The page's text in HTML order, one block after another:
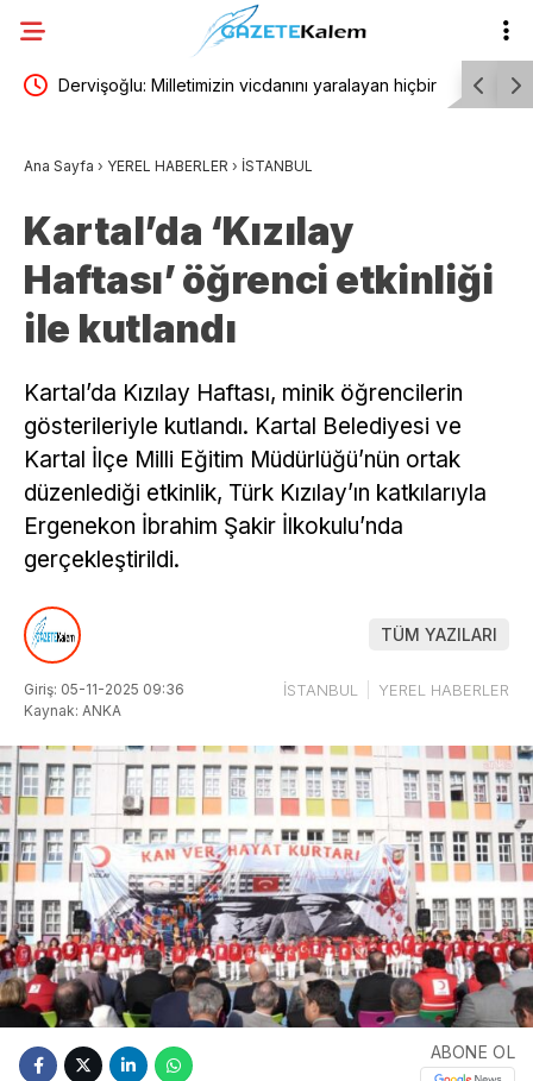
AK Dervişoğlu: Milletimizin vicdanını yaralayan hiçbir TBMM
Ana Sayfa › YEREL HABERLER › İSTANBUL
Kartal’da ‘Kızılay
Haftası’ öğrenci etkinliği
ile kutlandı
Kartal’da Kızılay Haftası, minik öğrencilerin
gösterileriyle kutlandı. Kartal Belediyesi ve
Kartal İlçe Milli Eğitim Müdürlüğü’nün ortak
düzenlediği etkinlik, Türk Kızılay’ın katkılarıyla
Ergenekon İbrahim Şakir İlkokulu’nda
gerçekleştirildi.
TÜM YAZILARI
Giriş: 05-11-2025 09:36
Kaynak: ANKA
İSTANBUL YEREL HABERLER
ABONE OL